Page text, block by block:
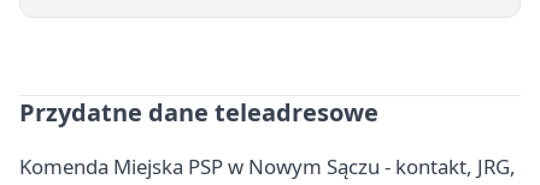
Przydatne dane teleadresowe
Komenda Miejska PSP w Nowym Sączu - kontakt, JRG,